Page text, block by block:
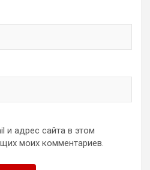
и адрес сайта в этом
моих комментариев.